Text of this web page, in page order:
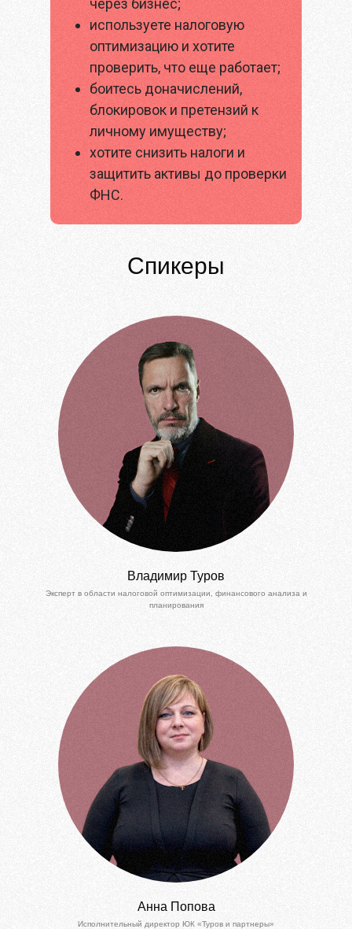
через бизнес;
используете налоговую
оптимизацию и хотите
проверить, что еще работает;
боитесь доначислений,
блокировок и претензий к
личному имуществу;
хотите снизить налоги и
защитить активы до проверки
ФНС.
Спикеры
Владимир Туров
Эксперт в области налоговой оптимизации, финансового анализа и
планирования
Анна Попова
Исполнительный директор ЮК «Туров и партнеры»